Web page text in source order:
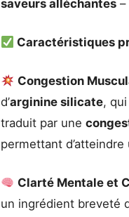
saveurs alléchantes
Caractéristiques
Congestion
d’arginine silicate,
traduit par une
permettant d’atteindre
Clarté Mentale et
un ingrédient breveté